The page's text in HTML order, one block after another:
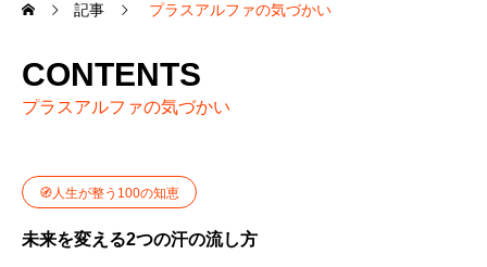
記事 プラスアルファの気づかい
CONTENTS
プラスアルファの気づかい
🧭人生が整う100の知恵
未来を変える2つの汗の流し方